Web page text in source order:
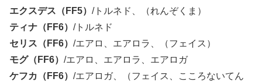
エクスデス（FF5） /トルネド、（れんぞくま）
ティナ（FF6） /トルネド
セリス（FF6） /エアロ、エアロラ、（フェイス）
モグ（FF6） /エアロ、エアロラ、エアロガ
ケフカ（FF6） /エアロガ、（フェイス、こころないてん